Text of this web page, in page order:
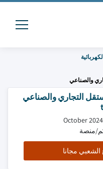
والصناعي
التجاري والصناعي
مجانا